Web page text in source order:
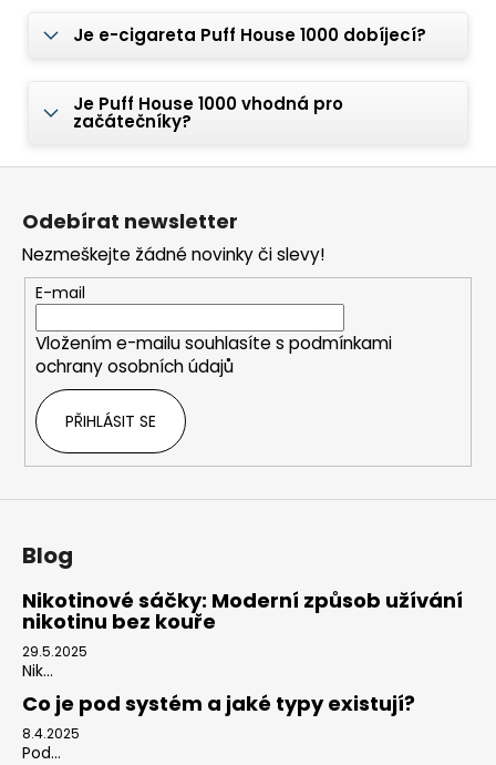
Je e-cigareta Puff House 1000 dobíjecí?
Je Puff House 1000 vhodná pro
začátečníky?
Z
Odebírat newsletter
Nezmeškejte žádné novinky či slevy!
E-mail
Vložením e-mailu souhlasíte s podmínkami
ochrany osobních údajů
PŘIHLÁSIT SE
Blog
Nikotinové sáčky: Moderní způsob užívání
nikotinu bez kouře
29.5.2025
Nik...
Co je pod systém a jaké typy existují?
8.4.2025
Pod...